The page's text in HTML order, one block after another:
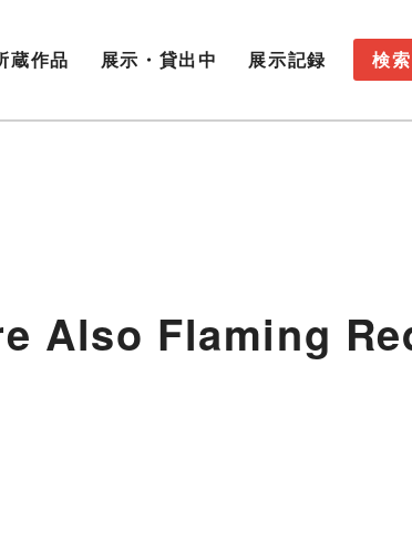
蔵作品 展示・貸出中 展示記録 検索
Also Flaming